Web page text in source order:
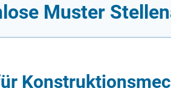
Muster